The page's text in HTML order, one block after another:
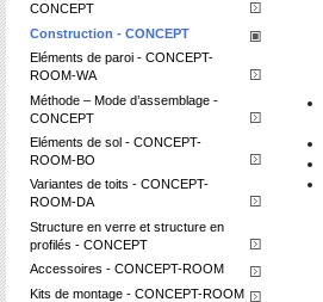
CONCEPT
Construction - CONCEPT
Eléments de paroi - CONCEPT-
ROOM-WA
Méthode – Mode d’assemblage -
CONCEPT
Eléments de sol - CONCEPT-
ROOM-BO
Variantes de toits - CONCEPT-
ROOM-DA
Structure en verre et structure en
profilés - CONCEPT
Accessoires - CONCEPT-ROOM
Kits de montage - CONCEPT-ROOM